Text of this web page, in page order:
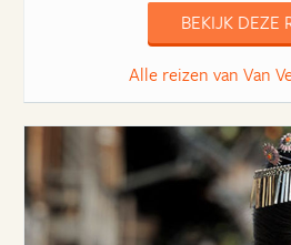
BEKIJK DEZE
Alle reizen van Van